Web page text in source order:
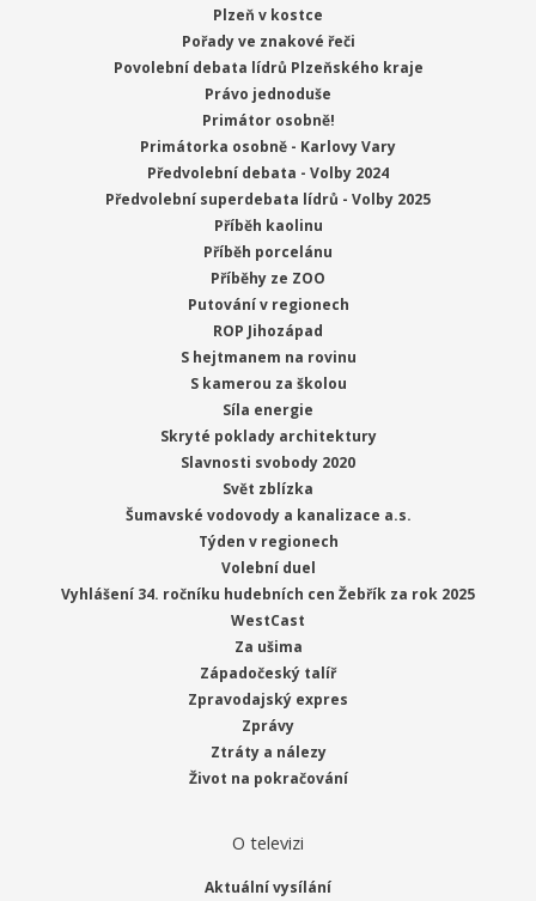
Plzeň v kostce
Pořady ve znakové řeči
Povolební debata lídrů Plzeňského kraje
Právo jednoduše
Primátor osobně!
Primátorka osobně - Karlovy Vary
Předvolební debata - Volby 2024
Předvolební superdebata lídrů - Volby 2025
Příběh kaolinu
Příběh porcelánu
Příběhy ze ZOO
Putování v regionech
ROP Jihozápad
S hejtmanem na rovinu
S kamerou za školou
Síla energie
Skryté poklady architektury
Slavnosti svobody 2020
Svět zblízka
Šumavské vodovody a kanalizace a.s.
Týden v regionech
Volební duel
Vyhlášení 34. ročníku hudebních cen Žebřík za rok 2025
WestCast
Za ušima
Západočeský talíř
Zpravodajský expres
Zprávy
Ztráty a nálezy
Život na pokračování
O televizi
Aktuální vysílání